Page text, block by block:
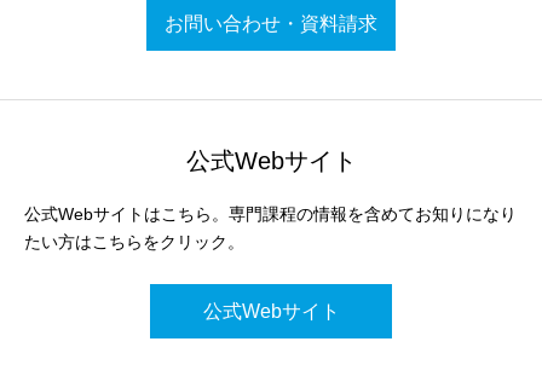
お問い合わせ・資料請求
公式Webサイト
公式Webサイトはこちら。専門課程の情報を含めてお知りになり
たい方はこちらをクリック。
公式Webサイト